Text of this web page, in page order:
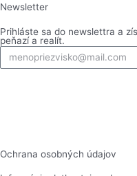
e
b
o
o
a
g
r
e
d
i
Newsletter
Prihláste sa do newslettra a
peňazí a realít.
Ochrana osobných údajov